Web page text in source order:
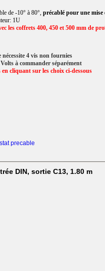
de -10° à 80°, précablé pour une mise
1U
les coffrets 400, 450 et 500 mm de
4 vis non fournies
à commander séparément
cliquant sur les choix ci-dessous
precable
DIN, sortie C13, 1.80 m